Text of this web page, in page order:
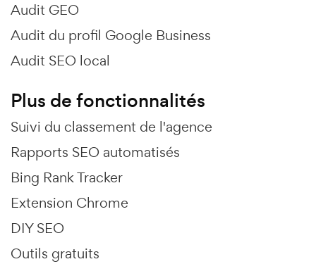
Audit GEO
Audit du profil Google Business
Audit SEO local
Plus de fonctionnalités
Suivi du classement de l'agence
Rapports SEO automatisés
Bing Rank Tracker
Extension Chrome
DIY SEO
Outils gratuits